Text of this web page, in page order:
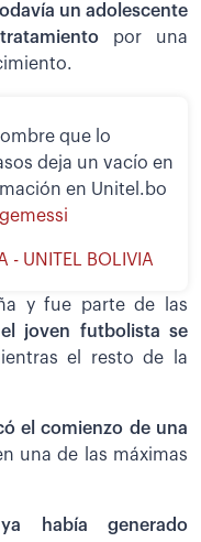
un adolescente
por una
que lo
deja un vacío en
en Unitel.bo
UNITEL BOLIVIA
y fue parte de las
el joven futbolista se
el resto de la
el comienzo de una
una de las máximas
había generado